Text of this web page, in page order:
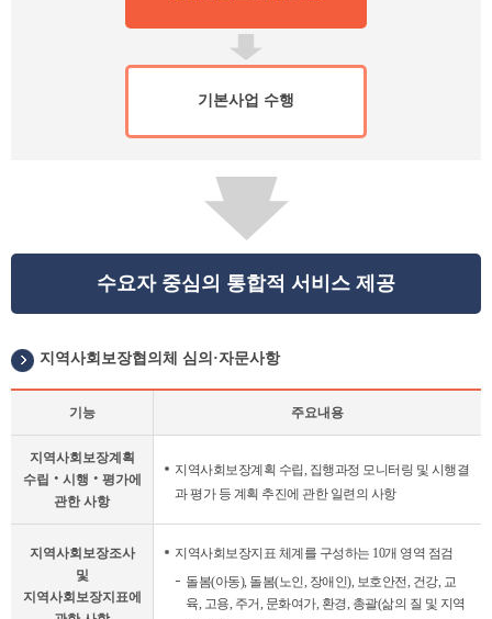
기본사업 수행
수요자 중심의 통합적 서비스 제공
지역사회보장협의체 심의·자문사항
의
기능 주요내용
지역사회보장계획
수립‧시행‧평가에
관한 사항
지역사회보장계획 수립, 집행과정 모니터링 및 시행결
과 평가 등 계획 추진에 관한 일련의 사항
지역사회보장조사
및
지역사회보장지표에
지역사회보장지표 체계를 구성하는 10개 영역 점검
돌봄(아동), 돌봄(노인, 장애인), 보호안전, 건강, 교
육, 고용, 주거, 문화여가, 환경, 총괄(삶의 질 및 지역